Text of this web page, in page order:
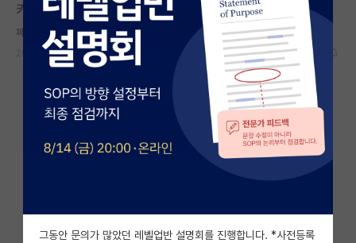
연구실&오픈랩
커뮤니티
커뮤니티 홈
전체글보기
베스트 게시판
자유 게시판(아무개랩)
카이스트 vs Purdue 항공우주공학 학부
쩨쩨한 레프 톨스토이
2026.05.05 14 4908
그동안 문의가 많았던 레벨업반 설명회를 진행합니다. *사전등록